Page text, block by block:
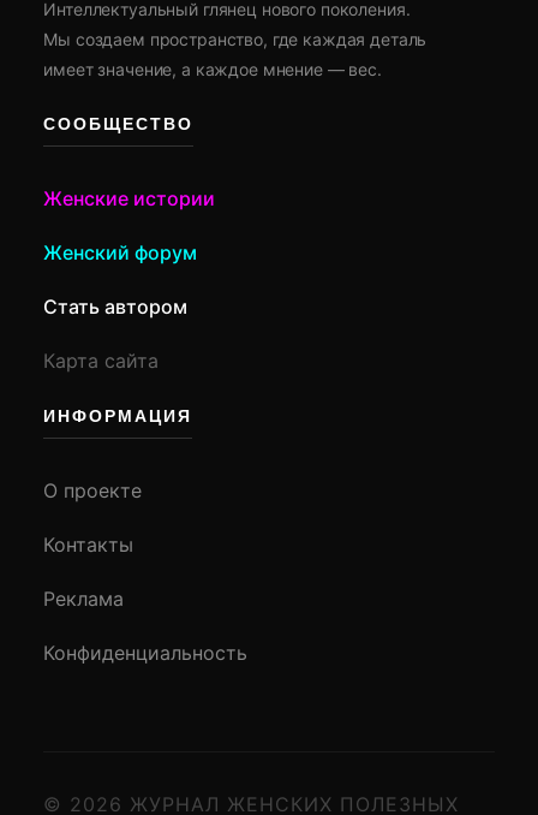
Интеллектуальный глянец нового поколения.
Мы создаем пространство, где каждая деталь
имеет значение, а каждое мнение — вес.
СООБЩЕСТВО
Женские истории
Женский форум
Стать автором
Карта сайта
ИНФОРМАЦИЯ
О проекте
Контакты
Реклама
Конфиденциальность
© 2026 ЖУРНАЛ ЖЕНСКИХ ПОЛЕЗНЫХ